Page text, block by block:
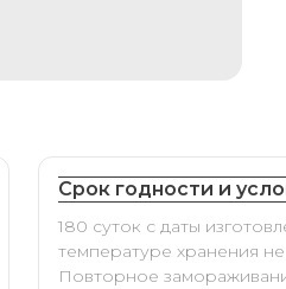
Срок годности и
180 суток с даты
температуре хранения
Повторное